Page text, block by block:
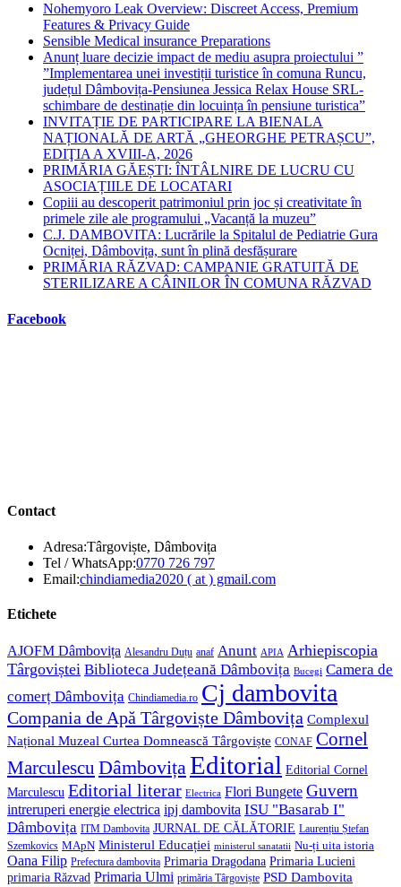
Nohemyoro Leak Overview: Discreet Access, Premium
Features & Privacy Guide
Sensible Medical insurance Preparations
Anunț luare decizie impact de mediu asupra proiectului ”
”Implementarea unei investiții turistice în comuna Runcu,
județul Dâmbovița-Pensiunea Jessica Relax House SRL-
schimbare de destinație din locuința în pensiune turistica”
INVITAȚIE DE PARTICIPARE LA BIENALA
NAȚIONALĂ DE ARTĂ „GHEORGHE PETRAȘCU”,
EDIŢIA A XVIII-A, 2026
PRIMĂRIA GĂEȘTI: ÎNTÂLNIRE DE LUCRU CU
ASOCIAȚIILE DE LOCATARI
Copiii au descoperit patrimoniul prin joc și creativitate în
primele zile ale programului „Vacanță la muzeu”
C.J. DAMBOVITA: Lucrările la Spitalul de Pediatrie Gura
Ocniței, Dâmbovița, sunt în plină desfășurare
PRIMĂRIA RĂZVAD: CAMPANIE GRATUITĂ DE
STERILIZARE A CÂINILOR ÎN COMUNA RĂZVAD
Facebook
Contact
Adresa:Târgoviște, Dâmbovița
Tel / WhatsApp:0770 726 797Opens
in
Email:chindiamedia2020 ( at ) gmail.comOpens
Etichete
AJOFM Dâmbovița Alesandru Duțu anaf Anunt APIA Arhiepiscopia
Târgoviștei Biblioteca Județeană Dâmbovița Bucegi Camera de
comerț Dâmbovița Chindiamedia.ro Cj dambovita
Compania de Apă Târgoviște Dâmbovița Complexul
Național Muzeal Curtea Domnească Târgoviște CONAF Cornel
Marculescu DâmbovițaEditorial Editorial Cornel
Marculescu Editorial literar Electrica Flori Bungete Guvern
intreruperi energie electrica ipj dambovita ISU "Basarab I"
Dâmbovița ITM Dambovita JURNAL DE CĂLĂTORIE Laurențiu Ștefan
Szemkovics MApN Ministerul Educației ministerul sanatatii Nu-ți uita istoria
Oana Filip Prefectura dambovita Primaria Dragodana Primaria Lucieni
primaria Răzvad Primaria Ulmi primăria Târgoviște PSD Dambovita